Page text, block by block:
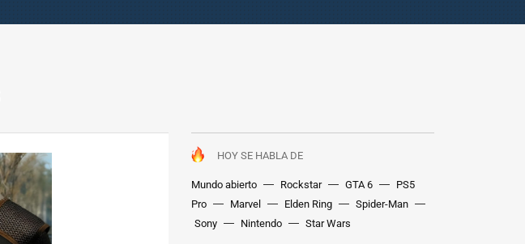
HOY SE HABLA DE
Mundo abierto Rockstar GTA 6
PS5
Pro
Marvel Elden Ring
Spider-Man
Sony
Nintendo Star Wars